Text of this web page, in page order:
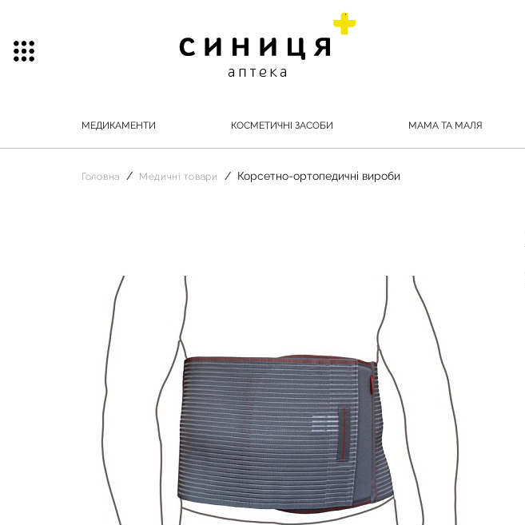
МЕДИКАМЕНТИ КОСМЕТИЧНІ ЗАСОБИ МАМА ТА МАЛЯ
Головна Медичні товари Корсетно-ортопедичні вироби